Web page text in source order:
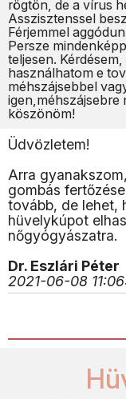
rögtön, de a vírus
Asszisztenssel
Férjemmel
Persze
teljesen.
használhatom e
méhszájsebbel
igen,méhszájsebre
köszönöm!
Üdvözletem!
Arra
gombás
tovább, de lehet,
hüvelykúpot
nőgyógyászatra.
Dr. Eszlári Péter
2021-06-08